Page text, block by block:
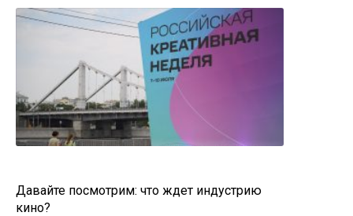
Давайте посмотрим: что ждет индустрию
кино?